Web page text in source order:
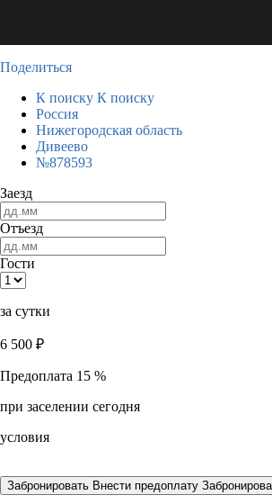
Поделиться
К поиску К поиску
Россия
Нижегородская область
Дивеево
№878593
Заезд
Отъезд
Гости
за сутки
6 500 ₽
Предоплата 15 %
при заселении сегодня
условия
Забронировать Внести предоплату